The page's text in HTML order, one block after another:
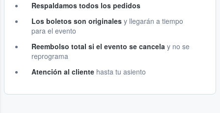
Respaldamos todos los pedidos
Los boletos son originales y llegarán a tiempo
para el evento
Reembolso total si el evento se cancela y no se
reprograma
Atención al cliente hasta tu asiento